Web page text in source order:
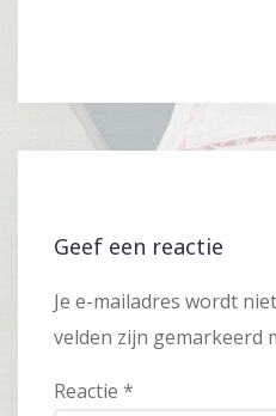
Geef een reactie
Je e-mailadres wordt
velden zijn gemarkeerd
Reactie *